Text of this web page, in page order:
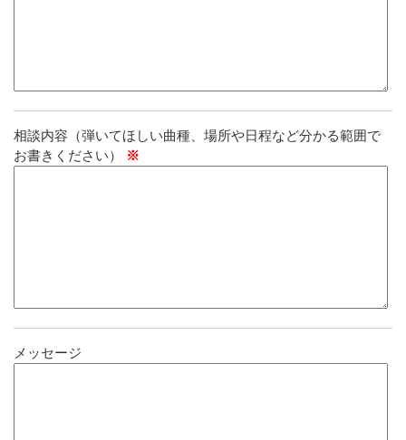
相談内容（弾いてほしい曲種、場所や日程など分かる範囲で
お書きください）
※
メッセージ